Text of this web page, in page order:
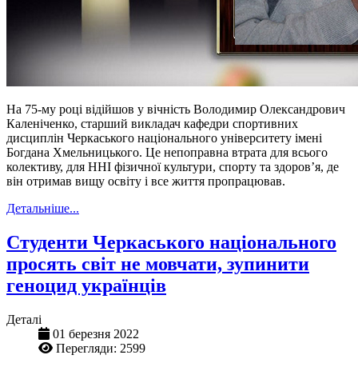
На 75-му році відійшов у вічність Володимир Олександрович
Каленіченко, старший викладач кафедри спортивних
дисциплін Черкаського національного університету імені
Богдана Хмельницького. Це непоправна втрата для всього
колективу, для ННІ фізичної культури, спорту та здоров’я, де
він отримав вищу освіту і все життя пропрацював.
Детальніше...
Студенти Черкаського національного
просять світ не мовчати, зупинити
геноцид українців
Деталі
01 березня 2022
Перегляди: 2599